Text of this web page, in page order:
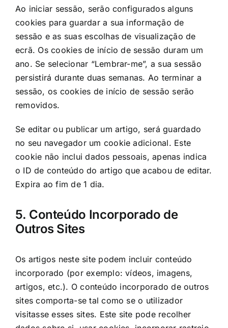
Ao iniciar sessão, serão configurados alguns
cookies para guardar a sua informação de
sessão e as suas escolhas de visualização de
ecrã. Os cookies de início de sessão duram um
ano. Se selecionar “Lembrar-me”, a sua sessão
persistirá durante duas semanas. Ao terminar a
sessão, os cookies de início de sessão serão
removidos.
Se editar ou publicar um artigo, será guardado
no seu navegador um cookie adicional. Este
cookie não inclui dados pessoais, apenas indica
o ID de conteúdo do artigo que acabou de editar.
Expira ao fim de 1 dia.
5. Conteúdo Incorporado de
Outros Sites
Os artigos neste site podem incluir conteúdo
incorporado (por exemplo: vídeos, imagens,
artigos, etc.). O conteúdo incorporado de outros
sites comporta-se tal como se o utilizador
visitasse esses sites. Este site pode recolher